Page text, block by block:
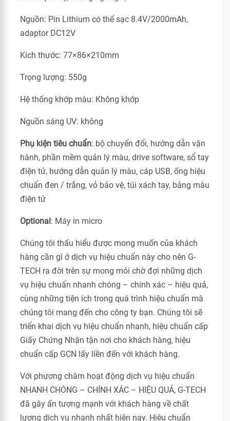
Nguồn: Pin Lithium có thể sạc 8.4V/2000mAh,
adaptor DC12V
Kích thước: 77×86×210mm
Trọng lượng: 550g
Hệ thống khớp màu: Không khớp
Nguồn sáng UV: không
Phụ kiện tiêu chuẩn: bộ chuyển đổi, hướng dẫn vận
hành, phần mềm quản lý màu, drive software, sổ tay
điện tử, hướng dẫn quản lý màu, cáp USB, ống hiệu
chuẩn đen / trắng, vỏ bảo vệ, túi xách tay, bảng màu
điện tử
Optional: Máy in micro
Chúng tôi thấu hiểu được mong muốn của khách
hàng cần gì ở dịch vụ hiệu chuẩn này cho nên G-
TECH ra đời trên sự mong mỏi chờ đợi những dịch
vụ hiệu chuẩn nhanh chóng – chính xác – hiệu quả,
cùng những tiện ích trong quá trình hiệu chuẩn mà
chúng tôi mang đến cho công ty bạn. Chúng tôi sẽ
triển khai dịch vụ hiệu chuẩn nhanh, hiệu chuẩn cấp
Giấy Chứng Nhận tận nơi cho khách hàng, hiệu
chuẩn cấp GCN lấy liền đến với khách hàng.
Với phương châm hoạt động dịch vụ hiệu chuẩn
NHANH CHÓNG – CHÍNH XÁC – HIỆU QUẢ, G-TECH
đã gây ấn tượng mạnh với khách hàng về chất
lượng dịch vụ nhanh nhất hiện nay. Hiệu chuẩn